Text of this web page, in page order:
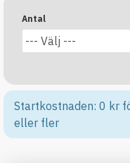
Antal
Startkostnaden: 0 kr
eller fler